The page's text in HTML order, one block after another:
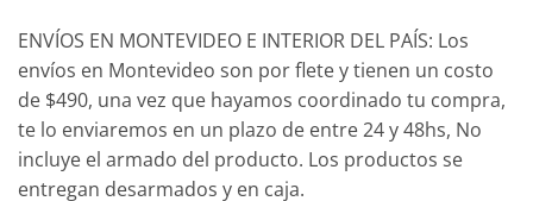
ENVÍOS EN MONTEVIDEO E INTERIOR DEL PAÍS: Los
envíos en Montevideo son por flete y tienen un costo
de $490, una vez que hayamos coordinado tu compra,
te lo enviaremos en un plazo de entre 24 y 48hs, No
incluye el armado del producto. Los productos se
entregan desarmados y en caja.